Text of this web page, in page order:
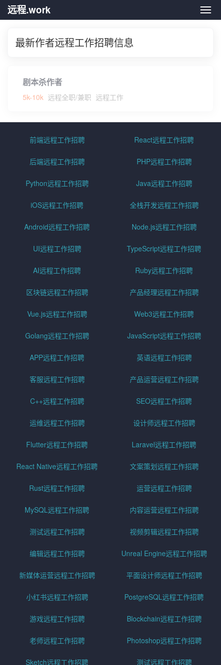
远
远程.work
最新作者远程工作招聘信息
剧本杀作者
5k-10k 远程全职/兼职 远程工作
前端远程工作招聘 React远程工作招聘
后端远程工作招聘 PHP远程工作招聘
Python远程工作招聘 Java远程工作招聘
iOS远程工作招聘 全栈开发远程工作招聘
Android远程工作招聘 Node.js远程工作招聘
UI远程工作招聘 TypeScript远程工作招聘
AI远程工作招聘 Ruby远程工作招聘
区块链远程工作招聘 产品经理远程工作招聘
Vue.js远程工作招聘 Web3远程工作招聘
Golang远程工作招聘 JavaScript远程工作招聘
APP远程工作招聘 英语远程工作招聘
客服远程工作招聘 产品运营远程工作招聘
C++远程工作招聘 SEO远程工作招聘
运维远程工作招聘 设计师远程工作招聘
Flutter远程工作招聘 Laravel远程工作招聘
React Native远程工作招聘 文案策划远程工作招聘
Rust远程工作招聘 运营远程工作招聘
MySQL远程工作招聘 内容运营远程工作招聘
测试远程工作招聘 视频剪辑远程工作招聘
编辑远程工作招聘 Unreal Engine远程工作招聘
新媒体运营远程工作招聘 平面设计师远程工作招聘
小红书远程工作招聘 PostgreSQL远程工作招聘
游戏远程工作招聘 Blockchain远程工作招聘
老师远程工作招聘 Photoshop远程工作招聘
Sketch远程工作招聘 测试远程工作招聘